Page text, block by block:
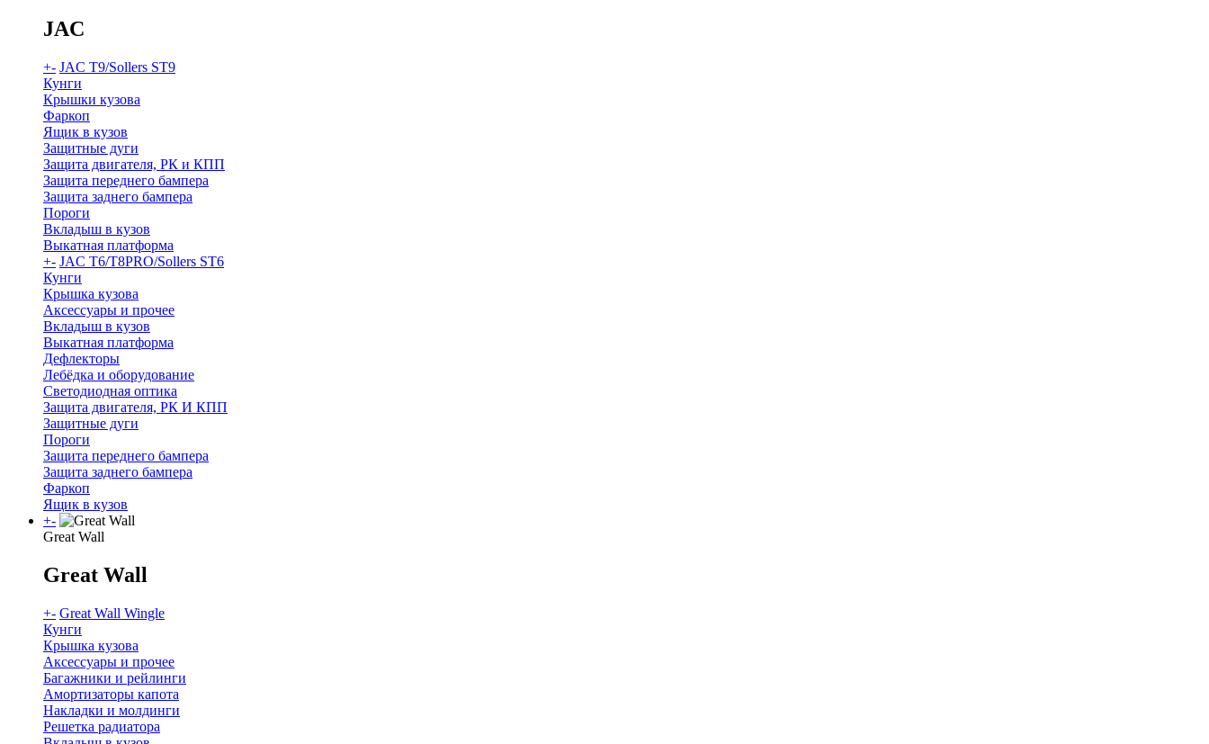
JAC
+- JAC T9/Sollers ST9
Кунги
Крышки кузова
Фаркоп
Ящик в кузов
Защитные дуги
Защита двигателя, РК и КПП
Защита переднего бампера
Защита заднего бампера
Пороги
Вкладыш в кузов
Выкатная платформа
+- JAC T6/T8PRO/Sollers ST6
Кунги
Крышка кузова
Аксессуары и прочее
Вкладыш в кузов
Выкатная платформа
Дефлекторы
Лебёдка и оборудование
Светодиодная оптика
Защита двигателя, РК И КПП
Защитные дуги
Пороги
Защита переднего бампера
Защита заднего бампера
Фаркоп
Ящик в кузов
+-
Great Wall
Great Wall
+- Great Wall Wingle
Кунги
Крышка кузова
Аксессуары и прочее
Багажники и рейлинги
Амортизаторы капота
Накладки и молдинги
Решетка радиатора